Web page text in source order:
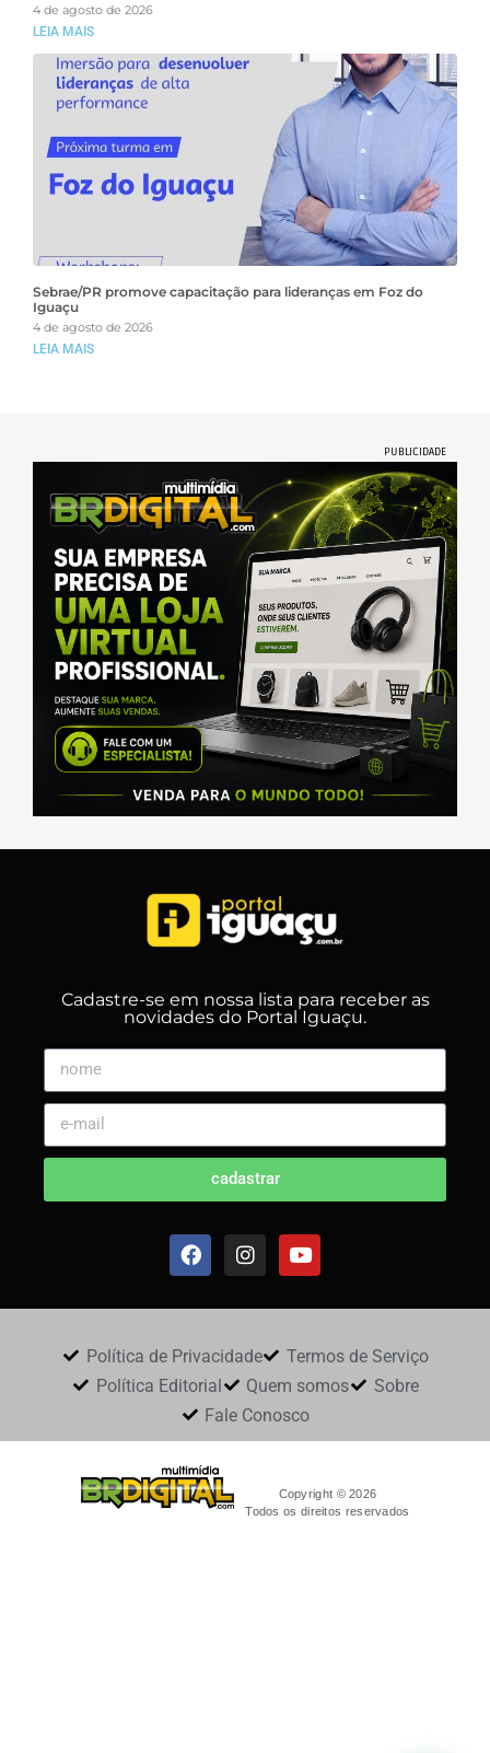
4 de agosto de 2026
LEIA MAIS
Sebrae/PR promove capacitação para lideranças em Foz do
Iguaçu
4 de agosto de 2026
LEIA MAIS
PUBLICIDADE
Cadastre-se em nossa lista para receber as
novidades do Portal Iguaçu.
cadastrar
Política de Privacidade
Termos de Serviço
Política Editorial
Quem somos
Sobre
Fale Conosco
Copyright © 2026
Todos os direitos reservados